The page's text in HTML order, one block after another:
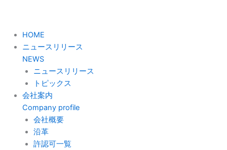
HOME
ニュースリリース
NEWS
ニュースリリース
トピックス
会社案内
Company profile
会社概要
沿革
許認可一覧